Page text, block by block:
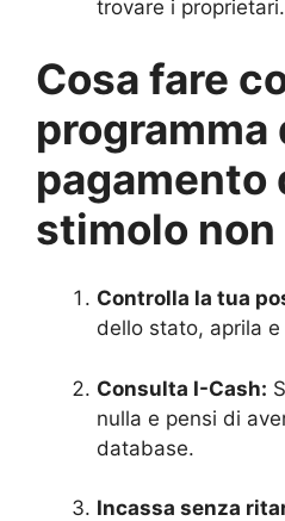
trovare i proprietari.
Cosa fare
programma
pagamento
stimolo
Controlla la tua
dello stato, aprila e
Consulta I-Cash:
nulla e pensi di
database.
Incassa senza